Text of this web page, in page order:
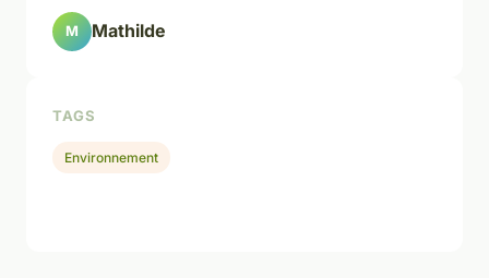
M Mathilde
TAGS
Environnement